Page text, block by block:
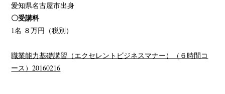
愛知県名古屋市出身
〇受講料
1名 ８万円（税別）
職業能力基礎講習（エクセレントビジネスマナー）（６時間コ
ース）20160216